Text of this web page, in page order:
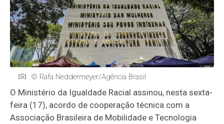
© Rafa Neddermeyer/Agência Brasil
O Ministério da Igualdade Racial assinou, nesta sexta-
feira (17), acordo de cooperação técnica com a
Associação Brasileira de Mobilidade e Tecnologia